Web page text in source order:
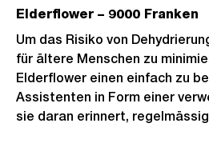
Elderflower – 9000 Franken
Um das Risiko von
für ältere Menschen zu
Elderflower einen einfach zu
Assistenten in Form einer
sie daran erinnert,